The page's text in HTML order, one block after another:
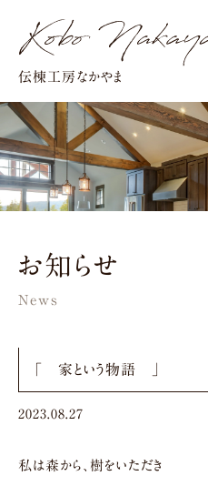
伝棟工房なかやま
お知らせ
News
「 家という物語 」
2023.08.27
私は森から、樹をいただき